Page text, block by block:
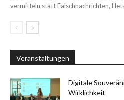
vermitteln statt Falschnachrichten,
Veranstaltungen
Digitale
Wirklichkeit